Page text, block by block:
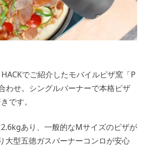
でご紹介したモバイルピザ窯「P
わせ。シングルバーナーで本格ピザ
です。
あり、一般的なMサイズのピザが
大型五徳ガスバーナーコンロが安心